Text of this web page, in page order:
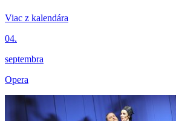
Viac z kalendára
04.
septembra
Opera